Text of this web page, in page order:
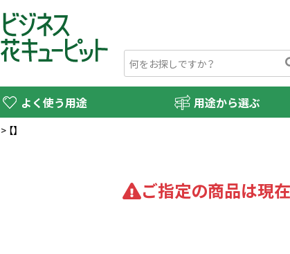
よく使う用途 用途から選ぶ
> 【】
ご指定の商品は現